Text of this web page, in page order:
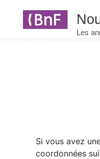
Si vous avez
coordonnées